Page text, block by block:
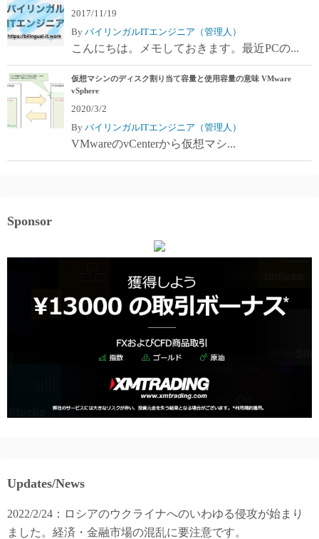
2017/11/19
By バイリンガルITエンジニア（管理人）
こんにちは。メモしておきます。最近PCの...
仮想マシンのディスク割り当て容量と使用容量の意味 VMware
vSphere
2020/3/2
By バイリンガルITエンジニア（管理人）
VMwareのvCenterから仮想マシ...
Sponsor
Updates/News
2022/2/24：ロシアのウクライナへのいわゆる侵攻が始まり
ました。経済・金融市場の混乱に要注意です。